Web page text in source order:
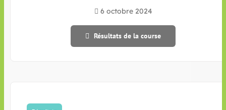
6 octobre 2024
Résultats de la course